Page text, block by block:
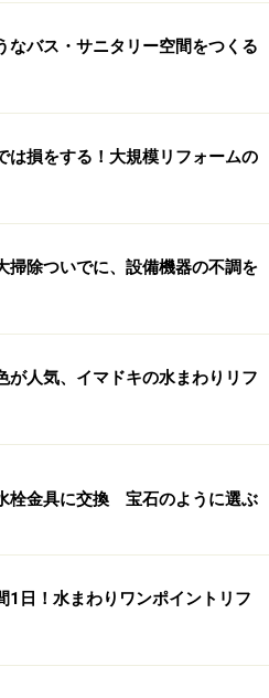
なバス・サニタリー空間をつくる
は損をする！大規模リフォームの
掃除ついでに、設備機器の不調を
が人気、イマドキの水まわりリフ
栓金具に交換 宝石のように選ぶ
1日！水まわりワンポイントリフ